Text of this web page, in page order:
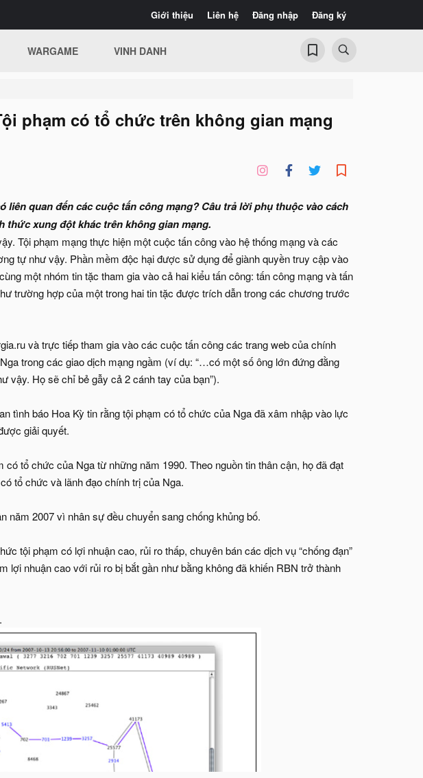
Giới thiệu Liên hệ Đăng nhập Đăng ký
WARGAME VINH DANH
phạm có tổ chức trên không gian mạng
liên quan đến các cuộc tấn công mạng? Câu trả lời phụ thuộc vào cách
thức xung đột khác trên không gian mạng.
Tội phạm mạng thực hiện một cuộc tấn công vào hệ thống mạng và các
tự như vậy. Phần mềm độc hại được sử dụng để giành quyền truy cập vào
một nhóm tin tặc tham gia vào cả hai kiểu tấn công: tấn công mạng và tấn
trường hợp của một trong hai tin tặc được trích dẫn trong các chương trước
và trực tiếp tham gia vào các cuộc tấn công các trang web của chính
trong các giao dịch mạng ngầm (ví dụ: “…có một số ông lớn đứng đằng
vậy. Họ sẽ chỉ bẻ gẫy cả 2 cánh tay của bạn”).
tình báo Hoa Kỳ tin rằng tội phạm có tổ chức của Nga đã xâm nhập vào lực
giải quyết.
tổ chức của Nga từ những năm 1990. Theo nguồn tin thân cận, họ đã đạt
tổ chức và lãnh đạo chính trị của Nga.
năm 2007 vì nhân sự đều chuyển sang chống khủng bố.
tội phạm có lợi nhuận cao, rủi ro thấp, chuyên bán các dịch vụ “chống đạn”
lợi nhuận cao với rủi ro bị bắt gần như bằng không đã khiến RBN trở thành